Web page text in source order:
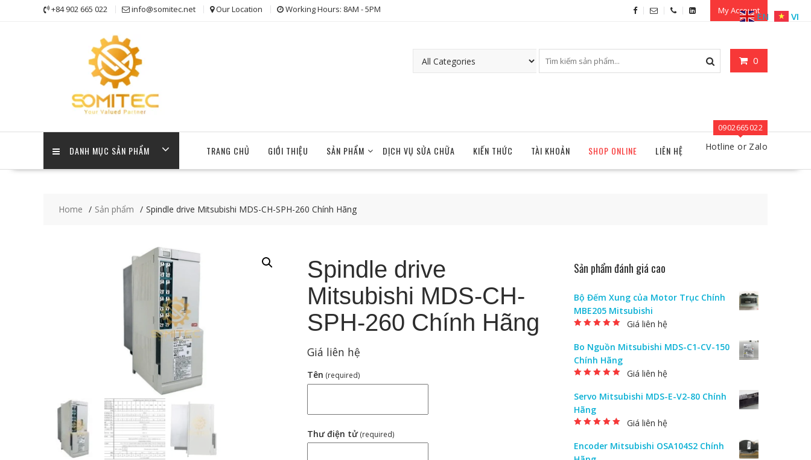
+84 902 665 022 info@somitec.net Our Location Working Hours: 8AM - 5PM My Account
0
DANH MỤC SẢN PHẨM TRANG CHỦ GIỚI THIỆU SẢN PHẨM DỊCH VỤ SỬA CHỮA KIẾN THỨC TÀI KHOẢN SHOP ONLINE LIÊN HỆ
0902665022
Hotline or Zalo
Home Sản phẩm Spindle drive Mitsubishi MDS-CH-SPH-260 Chính Hãng
Spindle drive
Mitsubishi MDS-CH-
SPH-260 Chính Hãng
Giá liên hệ
Tên (required)
Thư điện tử (required)
Sản phẩm đánh giá cao
Bộ Đếm Xung của Motor Trục Chính
MBE205 Mitsubishi
Giá liên hệ
Bo Nguồn Mitsubishi MDS-C1-CV-150
Chính Hãng
Giá liên hệ
Servo Mitsubishi MDS-E-V2-80 Chính
Hãng
Giá liên hệ
Encoder Mitsubishi OSA104S2 Chính
EN VI